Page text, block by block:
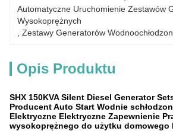
Automatyczne Uruchomienie Zestawów
Wysokoprężnych
Zestawy Generatorów
Opis Produktu
SHX 150KVA Silent Diesel Generator
Producent Auto Start Wodnie
Elektryczne Elektryczne Zapewnienie
wysokoprężnego do użytku domowego